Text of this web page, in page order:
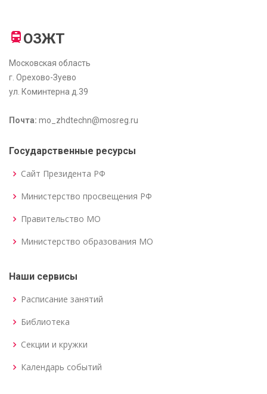
ОЗЖТ
Московская область
г. Орехово-Зуево
ул. Коминтерна д.39
Почта: mo_zhdtechn@mosreg.ru
Государственные ресурсы
Сайт Президента РФ
Министерство просвещения РФ
Правительство МО
Министерство образования МО
Наши сервисы
Расписание занятий
Библиотека
Секции и кружки
Календарь событий